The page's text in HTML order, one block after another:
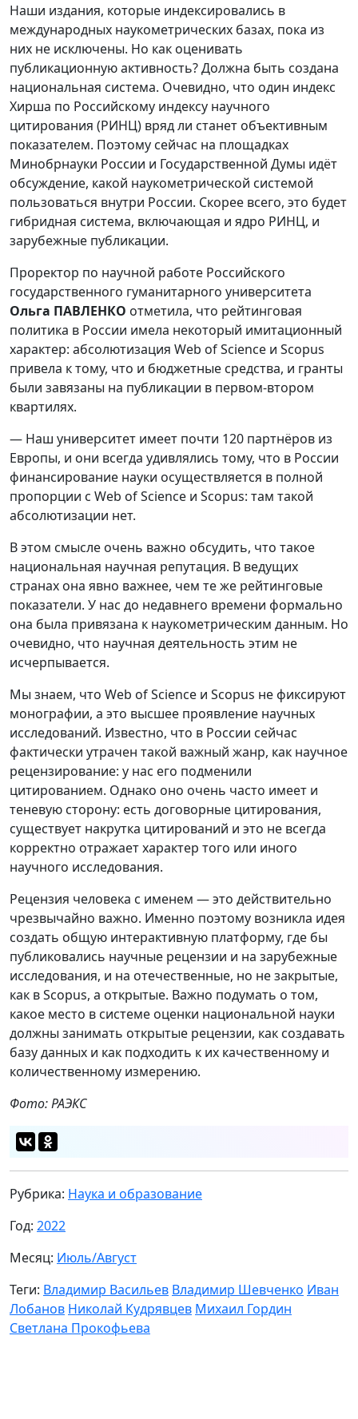
Наши издания, которые индексировались в
международных наукометрических базах, пока из
них не исключены. Но как оценивать
публикационную активность? Должна быть создана
национальная система. Очевидно, что один индекс
Хирша по Российскому индексу научного
цитирования (РИНЦ) вряд ли станет объективным
показателем. Поэтому сейчас на площадках
Минобрнауки России и Государственной Думы идёт
обсуждение, какой наукометрической системой
пользоваться внутри России. Скорее всего, это будет
гибридная система, включающая и ядро РИНЦ, и
зарубежные публикации.
Проректор по научной работе Российского
государственного гуманитарного университета
Ольга ПАВЛЕНКО отметила, что рейтинговая
политика в России имела некоторый имитационный
характер: абсолютизация Web of Science и Scopus
привела к тому, что и бюджетные средства, и гранты
были завязаны на публикации в первом-втором
квартилях.
— Наш университет имеет почти 120 партнёров из
Европы, и они всегда удивлялись тому, что в России
финансирование науки осуществляется в полной
пропорции с Web of Science и Scopus: там такой
абсолютизации нет.
В этом смысле очень важно обсудить, что такое
национальная научная репутация. В ведущих
странах она явно важнее, чем те же рейтинговые
показатели. У нас до недавнего времени формально
она была привязана к наукометрическим данным. Но
очевидно, что научная деятельность этим не
исчерпывается.
Мы знаем, что Web of Science и Scopus не фиксируют
монографии, а это высшее проявление научных
исследований. Известно, что в России сейчас
фактически утрачен такой важный жанр, как научное
рецензирование: у нас его подменили
цитированием. Однако оно очень часто имеет и
теневую сторону: есть договорные цитирования,
существует накрутка цитирований и это не всегда
корректно отражает характер того или иного
научного исследования.
Рецензия человека с именем — это действительно
чрезвычайно важно. Именно поэтому возникла идея
создать общую интерактивную платформу, где бы
публиковались научные рецензии и на зарубежные
исследования, и на отечественные, но не закрытые,
как в Scopus, а открытые. Важно подумать о том,
какое место в системе оценки национальной науки
должны занимать открытые рецензии, как создавать
базу данных и как подходить к их качественному и
количественному измерению.
Фото: РАЭКС
Рубрика: Наука и образование
Год: 2022
Месяц: Июль/Август
Теги: Владимир Васильев Владимир Шевченко Иван
Лобанов Николай Кудрявцев Михаил Гордин
Светлана Прокофьева